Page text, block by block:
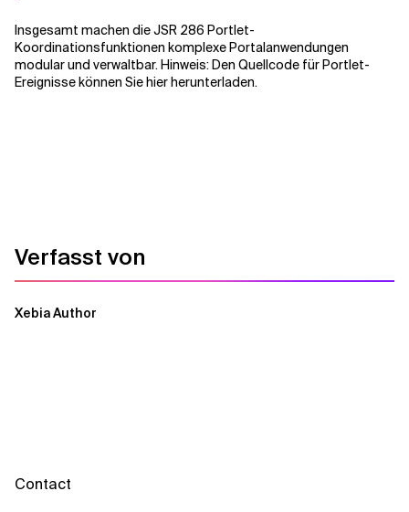
Insgesamt machen die JSR 286 Portlet-
Koordinationsfunktionen komplexe Portalanwendungen
modular und verwaltbar. Hinweis: Den Quellcode für Portlet-
Ereignisse können Sie hier herunterladen.
Verfasst von
Xebia Author
Contact